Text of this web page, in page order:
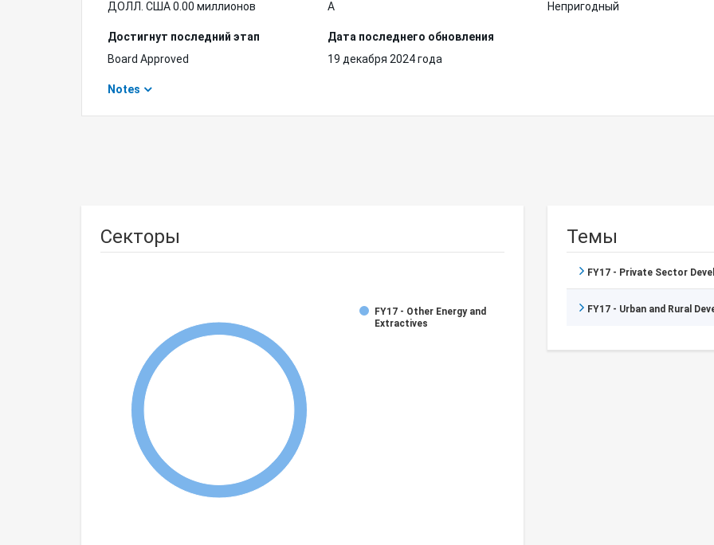
ДОЛЛ. США 0.00 миллионов
A
Непригодный
Достигнут последний этап
Board Approved
Дата последнего обновления
19 декабря 2024 года
Notes
Секторы
FY17 - Other Energy and
Extractives
Темы
FY17 - Private Sector
FY17 - Urban and Rural